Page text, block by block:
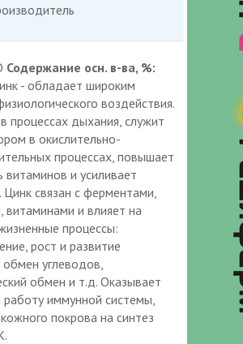
Содержание осн. в-ва, %:
- обладает широким
воздействия.
процессах дыхания, служит
в окислительно-
процессах, повышает
витаминов и усиливает
Цинк связан с ферментами,
витаминами и влияет на
процессы:
рост и развитие
углеводов,
обмен и т.д. Оказывает
работу иммунной системы,
покрова на синтез